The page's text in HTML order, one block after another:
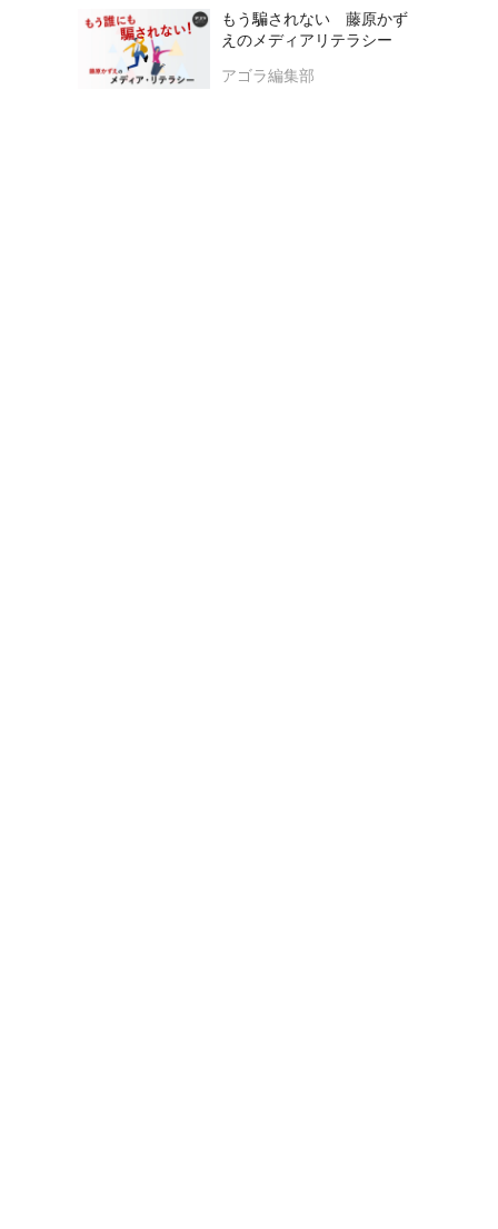
もう騙されない 藤原かず
えのメディアリテラシー
アゴラ編集部